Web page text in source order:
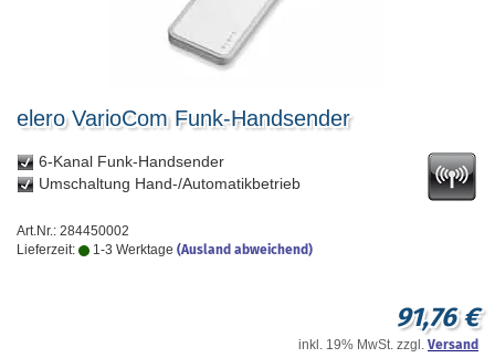
elero VarioCom Funk-Handsender
6-Kanal Funk-Handsender
Umschaltung Hand-/Automatikbetrieb
Art.Nr.: 284450002
Lieferzeit:
1-3 Werktage (Ausland abweichend)
91,76 €
inkl. 19% MwSt. zzgl. Versand